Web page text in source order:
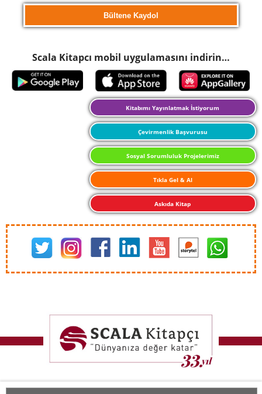
Scala Kitapcı mobil uygulamasını indirin…
Kitabımı Yayınlatmak İstiyorum
Çevirmenlik Başvurusu
Sosyal Sorumluluk Projelerimiz
Tıkla Gel & Al
Askıda Kitap